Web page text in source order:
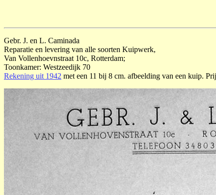
Gebr. J. en L. Caminada
Reparatie en levering van alle soorten Kuipwerk,
Van Vollenhoevnstraat 10c, Rotterdam;
Toonkamer: Westzeedijk 70
Rekening uit 1942 met een 11 bij 8 cm. afbeelding van een kuip.